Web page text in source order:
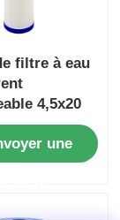
filtre à eau
4,5x20
une